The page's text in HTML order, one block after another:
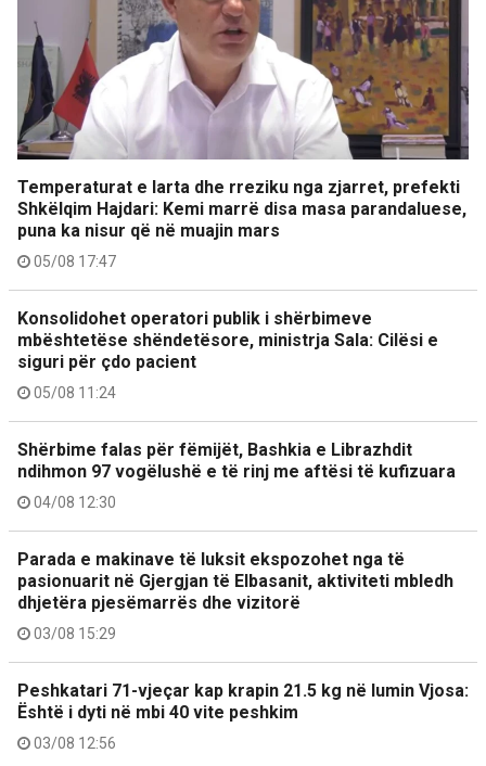
Temperaturat e larta dhe rreziku nga zjarret, prefekti
Shkëlqim Hajdari: Kemi marrë disa masa parandaluese,
puna ka nisur që në muajin mars
05/08 17:47
Konsolidohet operatori publik i shërbimeve
mbështetëse shëndetësore, ministrja Sala: Cilësi e
siguri për çdo pacient
05/08 11:24
Shërbime falas për fëmijët, Bashkia e Librazhdit
ndihmon 97 vogëlushë e të rinj me aftësi të kufizuara
04/08 12:30
Parada e makinave të luksit ekspozohet nga të
pasionuarit në Gjergjan të Elbasanit, aktiviteti mbledh
dhjetëra pjesëmarrës dhe vizitorë
03/08 15:29
Peshkatari 71-vjeçar kap krapin 21.5 kg në lumin Vjosa:
Është i dyti në mbi 40 vite peshkim
03/08 12:56